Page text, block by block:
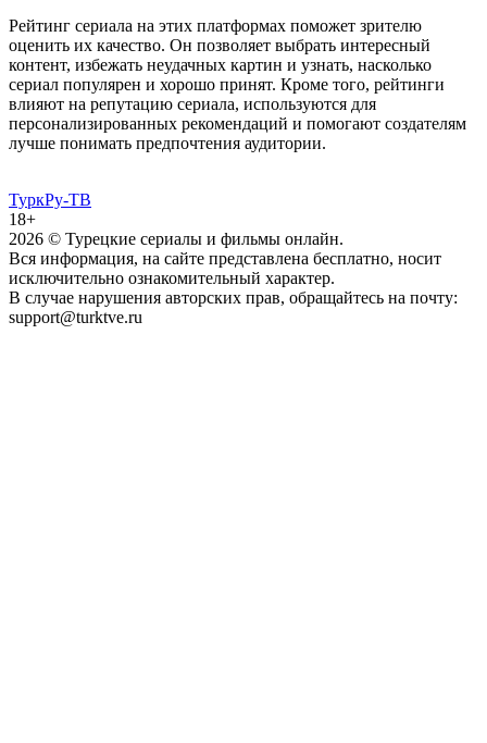
Рейтинг сериала на этих платформах поможет зрителю
оценить их качество. Он позволяет выбрать интересный
контент, избежать неудачных картин и узнать, насколько
сериал популярен и хорошо принят. Кроме того, рейтинги
влияют на репутацию сериала, используются для
персонализированных рекомендаций и помогают создателям
лучше понимать предпочтения аудитории.
ТуркРу-ТВ
18+
2026 © Турецкие сериалы и фильмы онлайн.
Вся информация, на сайте представлена бесплатно, носит
исключительно ознакомительный характер.
В случае нарушения авторских прав, обращайтесь на почту:
support@turktve.ru